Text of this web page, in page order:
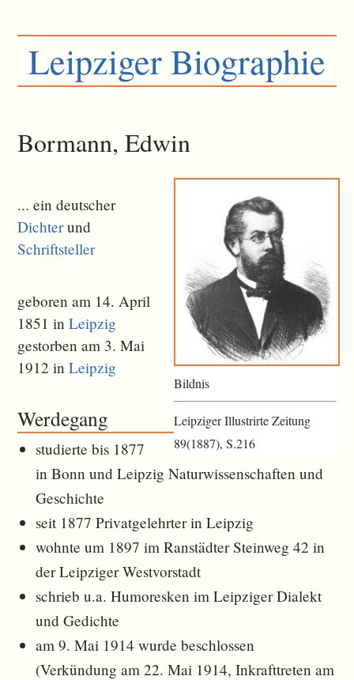
Leipziger Biographie
Bormann, Edwin
Bildnis
Leipziger Illustrirte Zeitung
89(1887), S.216
... ein deutscher
Dichterund
Schriftsteller
geboren am 14. April
1851 inLeipzig
gestorben am 3. Mai
1912 inLeipzig
Werdegang
studierte bis 1877
in Bonn und Leipzig Naturwissenschaften und
Geschichte
seit 1877 Privatgelehrter in Leipzig
wohnte um 1897 im Ranstädter Steinweg 42 in
der Leipziger Westvorstadt
schrieb u.a. Humoresken im Leipziger Dialekt
und Gedichte
am 9. Mai 1914 wurde beschlossen
(Verkündung am 22. Mai 1914, Inkrafttreten am